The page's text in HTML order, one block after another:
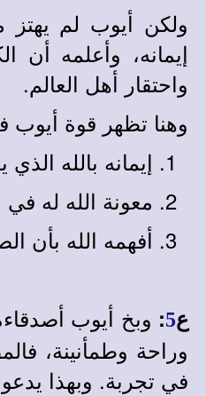
ولكن أيوب لم
إيمانه، وأعلمه أن
واحتقار أهل العالم.
وهنا تظهر قوة أيوب
إيمانه بالله
معونة الله له في
أفهمه الله بأن
ع5
: وبخ أيوب
وراحة وطمأنينة،
في تجربة. وبهذا